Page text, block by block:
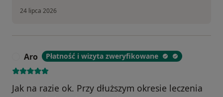
24 lipca 2026
Aro Płatność i wizyta zweryfikowane
Jak na razie ok. Przy dłuższym okresie leczenia